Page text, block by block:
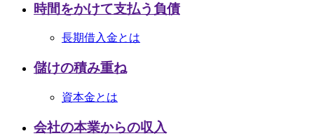
時間をかけて支払う負債
長期借入金とは
儲けの積み重ね
資本金とは
会社の本業からの収入